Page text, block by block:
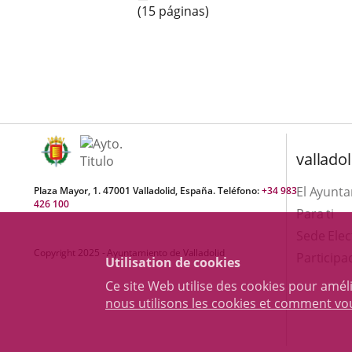
Utilisation de cookies
Ce site Web utilise des cookies pour
nous utilisons les cookies et comment
(15 páginas)
Plaza Mayor, 1. 47001 Valladolid, España. Teléfono:+34 983
426 100
Copyright 2025 - Ayuntamiento de Valladolid
El
Para ti